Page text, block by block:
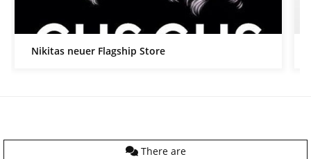
Nikitas neuer Flagship Store
There are